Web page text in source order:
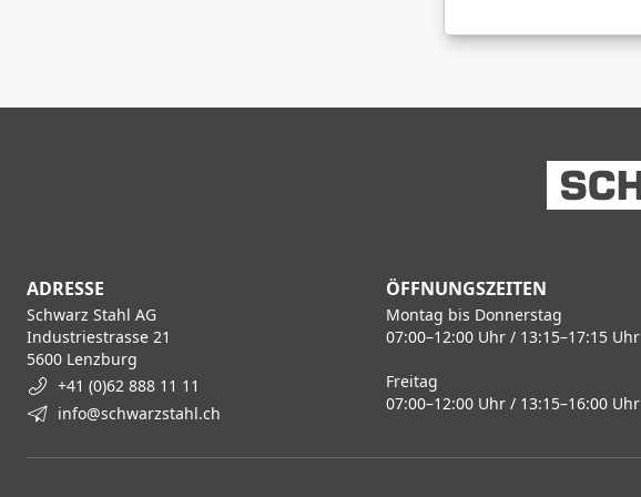
ADRESSE
Schwarz Stahl AG
Industriestrasse 21
5600 Lenzburg
+41 (0)62 888 11 11
info@schwarzstahl.ch
ÖFFNUNGSZEITEN
Montag bis Donnerstag
07:00–12:00 Uhr / 13:15–17:15 Uhr
Freitag
07:00–12:00 Uhr / 13:15–16:00 Uhr